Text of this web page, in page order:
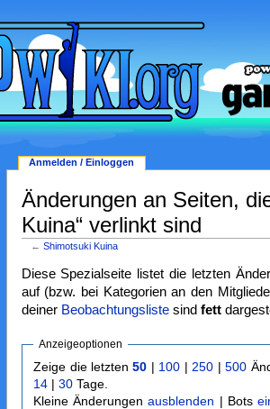
Änderungen an Seiten,
Kuina“ verlinkt sind
←Shimotsuki Kuina
Diese Spezialseite listet die letzten
auf (bzw. bei Kategorien an den
deiner Beobachtungslistesind fett
Anzeigeoptionen
Zeige die letzten50 | 100 | 250 |500
14 |30 Tage.
Kleine Änderungenausblenden | Bots
Anmelden / Einloggen